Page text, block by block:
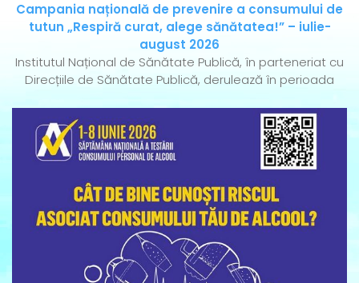
Campania națională de prevenire a consumului de
tutun „Respiră curat, alege sănătatea!” – iulie-
august 2026
Institutul Național de Sănătate Publică, în parteneriat cu
Direcțiile de Sănătate Publică, derulează în perioada